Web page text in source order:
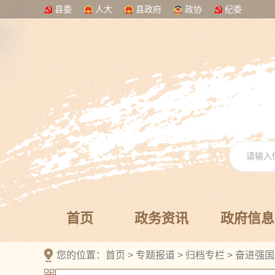
县委 人大 县政府 政协 纪委
首页 政务资讯 政府信
您的位置： 首页 > 专题报道 > 归档专栏 > 奋进强